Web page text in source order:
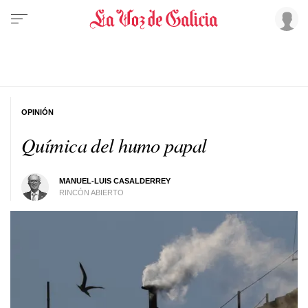
Química del humo papal
MANUEL-LUIS CASALDERREY
RINCÓN ABIERTO
OPINIÓN